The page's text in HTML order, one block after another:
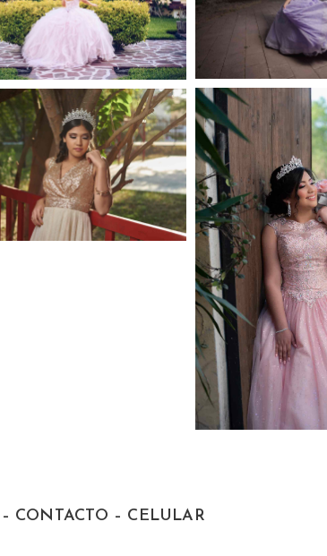
– CONTACTO – CELULAR